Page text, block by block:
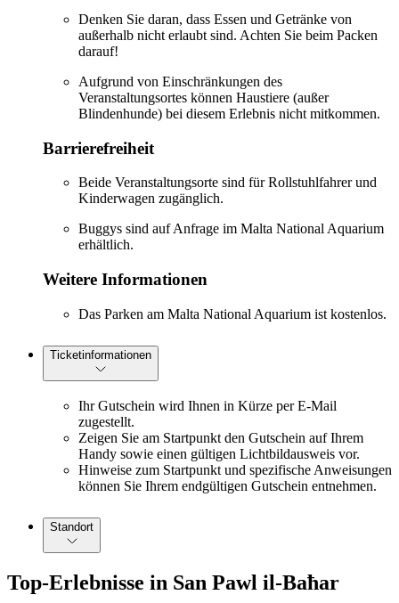
Denken Sie daran, dass Essen und Getränke von
außerhalb nicht erlaubt sind. Achten Sie beim Packen
darauf!
Aufgrund von Einschränkungen des
Veranstaltungsortes können Haustiere (außer
Blindenhunde) bei diesem Erlebnis nicht mitkommen.
Barrierefreiheit
Beide Veranstaltungsorte sind für Rollstuhlfahrer und
Kinderwagen zugänglich.
Buggys sind auf Anfrage im Malta National Aquarium
erhältlich.
Weitere Informationen
Das Parken am Malta National Aquarium ist kostenlos.
Ticketinformationen
Ihr Gutschein wird Ihnen in Kürze per E-Mail
zugestellt.
Zeigen Sie am Startpunkt den Gutschein auf Ihrem
Handy sowie einen gültigen Lichtbildausweis vor.
Hinweise zum Startpunkt und spezifische Anweisungen
können Sie Ihrem endgültigen Gutschein entnehmen.
Standort
Top-Erlebnisse in San Pawl il-Baħar